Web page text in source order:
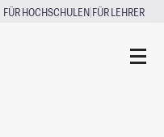
FÜR HOCHSCHULEN|FÜR LEHRER